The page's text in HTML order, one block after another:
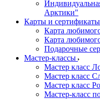
Арктики"
Карты и сертификаты
Карта
Карта
Подарочные
Мастер-классы
Мастер класс
Мастер класс
Мастер класс
Мастер-класс